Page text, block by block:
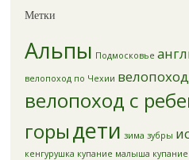
Метки
Альпы Подмосковье
велопоход по Чехии
велопоход с
горыдети зима зубры
кенгурушка купание малыша